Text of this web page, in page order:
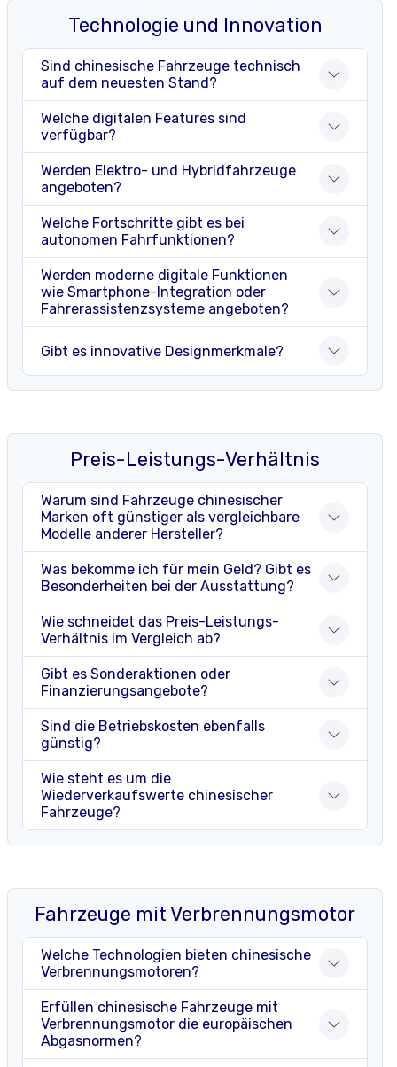
Technologie und Innovation
Sind chinesische Fahrzeuge technisch
auf dem neuesten Stand?
Welche digitalen Features sind
verfügbar?
Werden Elektro- und Hybridfahrzeuge
angeboten?
Welche Fortschritte gibt es bei
autonomen Fahrfunktionen?
Werden moderne digitale Funktionen
wie Smartphone-Integration oder
Fahrerassistenzsysteme angeboten?
Gibt es innovative Designmerkmale?
Preis-Leistungs-Verhältnis
Warum sind Fahrzeuge chinesischer
Marken oft günstiger als vergleichbare
Modelle anderer Hersteller?
Was bekomme ich für mein Geld? Gibt es
Besonderheiten bei der Ausstattung?
Wie schneidet das Preis-Leistungs-
Verhältnis im Vergleich ab?
Gibt es Sonderaktionen oder
Finanzierungsangebote?
Sind die Betriebskosten ebenfalls
günstig?
Wie steht es um die
Wiederverkaufswerte chinesischer
Fahrzeuge?
Fahrzeuge mit Verbrennungsmotor
Welche Technologien bieten chinesische
Verbrennungsmotoren?
Erfüllen chinesische Fahrzeuge mit
Verbrennungsmotor die europäischen
Abgasnormen?